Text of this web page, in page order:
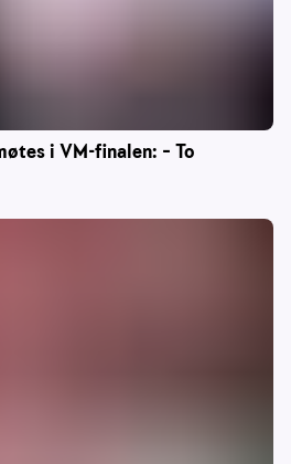
i VM-finalen: – To